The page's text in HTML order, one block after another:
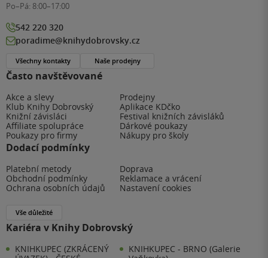
Často navštěvované
Akce a slevy
Prodejny
Klub Knihy Dobrovský
Aplikace KDčko
Knižní závisláci
Festival knižních závisláků
Affiliate spolupráce
Dárkové poukazy
Poukazy pro firmy
Nákupy pro školy
Dodací podmínky
Platební metody
Doprava
Obchodní podmínky
Reklamace a vrácení
Ochrana osobních údajů
Nastavení cookies
Vše důležité
Kariéra v Knihy Dobrovský
KNIHKUPEC (ZKRÁCENÝ
KNIHKUPEC - BRNO (Galerie
Po–Pá: 8:00–17:00
542 220 320
poradime@knihydobrovsky.cz
Všechny kontakty Naše prodejny